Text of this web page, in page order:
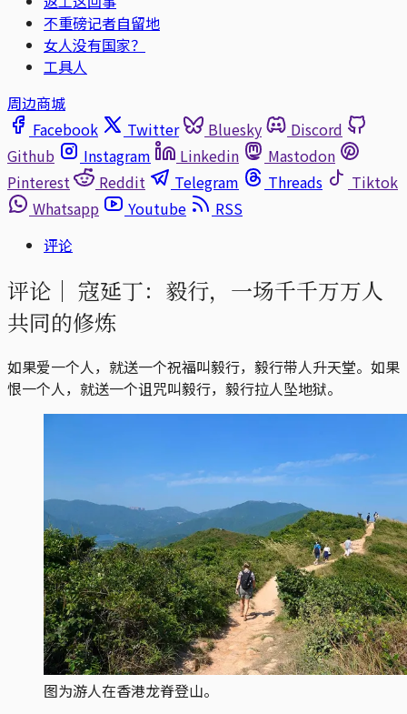
不重磅记者自留地
女人没有国家？
工具人
周边商城
Facebook
Twitter Bluesky
Discord
Github
Instagram Linkedin
Mastodon
Pinterest
Reddit Telegram Threads
Tiktok
Whatsapp
Youtube
RSS
评论
评论｜ 寇延丁：毅行，一场千千万万人
共同的修炼
如果爱一个人，就送一个祝福叫毅行，毅行带人升天堂。如果
恨一个人，就送一个诅咒叫毅行，毅行拉人坠地狱。
图为游人在香港龙脊登山。